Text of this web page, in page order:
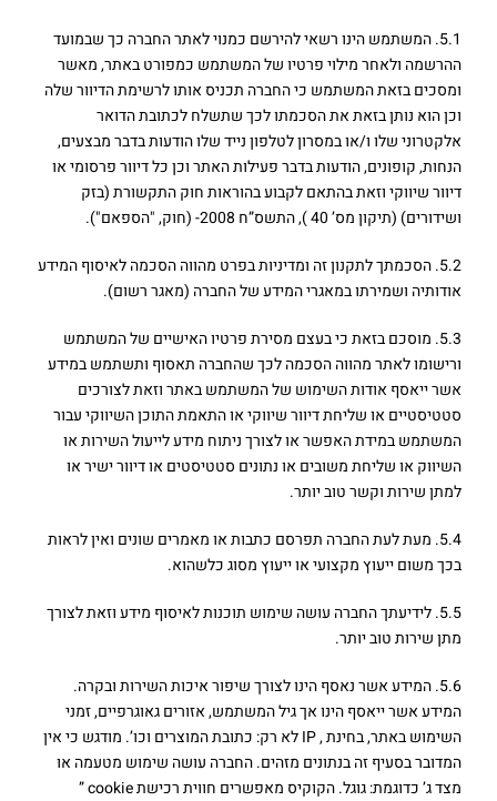
5.1. המשתמש הינו רשאי להירשם כמנוי לאתר החברה כך שבמועד
ההרשמה ולאחר מילוי פרטיו של המשתמש כמפורט באתר, מאשר
ומסכים בזאת המשתמש כי החברה תכניס אותו לרשימת הדיוור שלה
וכן הוא נותן בזאת את הסכמתו לכך שתשלח לכתובת הדואר
אלקטרוני שלו ו/או במסרון לטלפון נייד שלו הודעות בדבר מבצעים,
הנחות, קופונים, הודעות בדבר פעילות האתר וכן כל דיוור פרסומי או
דיוור שיווקי וזאת בהתאם לקבוע בהוראות חוק התקשורת (בזק
ושידורים) (תיקון מס’ 40 ), התשס”ח 2008- (חוק, "הספאם").
5.2. הסכמתך לתקנון זה ומדיניות בפרט מהווה הסכמה לאיסוף המידע
אודותיה ושמירתו במאגרי המידע של החברה (מאגר רשום).
5.3. מוסכם בזאת כי בעצם מסירת פרטיו האישיים של המשתמש
ורישומו לאתר מהווה הסכמה לכך שהחברה תאסוף ותשתמש במידע
אשר ייאסף אודות השימוש של המשתמש באתר וזאת לצורכים
סטטיסטיים או שליחת דיוור שיווקי או התאמת התוכן השיווקי עבור
המשתמש במידת האפשר או לצורך ניתוח מידע לייעול השירות או
השיווק או שליחת משובים או נתונים סטטיסטים או דיוור ישיר או
למתן שירות וקשר טוב יותר.
5.4. מעת לעת החברה תפרסם כתבות או מאמרים שונים ואין לראות
בכך משום ייעוץ מקצועי או ייעוץ מסוג כלשהוא.
5.5. לידיעתך החברה עושה שימוש תוכנות לאיסוף מידע וזאת לצורך
מתן שירות טוב יותר.
5.6. המידע אשר נאסף הינו לצורך שיפור איכות השירות ובקרה.
המידע אשר ייאסף הינו אך גיל המשתמש, אזורים גאוגרפיים, זמני
השימוש באתר, בחינת , IP לא רק: כתובת המוצרים וכו’. מודגש כי אין
המדובר בסעיף זה בנתונים מזהים. החברה עושה שימוש מטעמה או
מצד ג’ כדוגמת: גוגל. הקוקיס מאפשרים חווית רכישת cookie ”